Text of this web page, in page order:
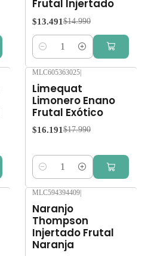
Frutal Injertado
$13.491 $14.990
Cantidad
MLC605363025|
Limequat
Limonero Enano
Frutal Exótico
$16.191 $17.990
Cantidad
MLC594394409
Naranjo
Thompson
Injertado Frutal
Naranja